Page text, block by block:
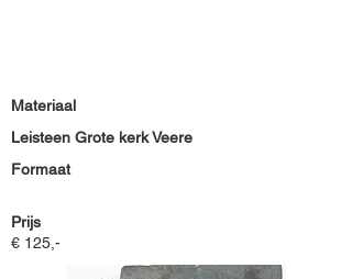
Materiaal
Leisteen Grote kerk Veere
Formaat
Prijs
€ 125,-